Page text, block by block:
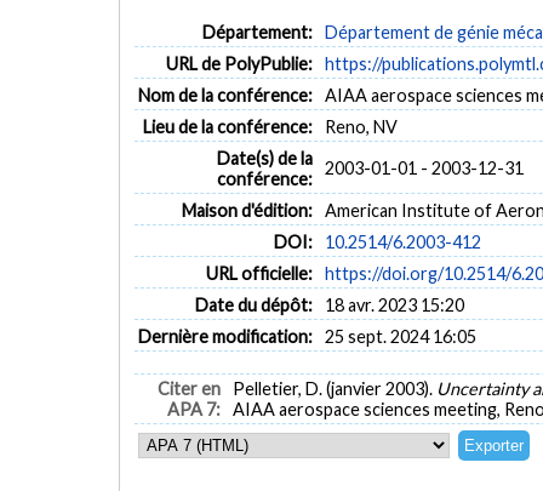
Département: Département de génie
URL de PolyPublie: https://
Nom de la conférence: AIAA aerospace sciences
Lieu de la conférence:
Reno, NV
Date(s) de la
conférence:
2003-01-01 - 2003-12-31
Maison d'édition: American Institute of
DOI:
10.2514/6.2003-412
URL officielle: https://doi.org/10.2514/
Date du dépôt:
18 avr. 2023 15:20
Dernière modification: 25 sept. 2024 16:05
Citer en
APA 7:
Pelletier, D. (janvier 2003). Uncertainty
AIAA aerospace sciences meeting,